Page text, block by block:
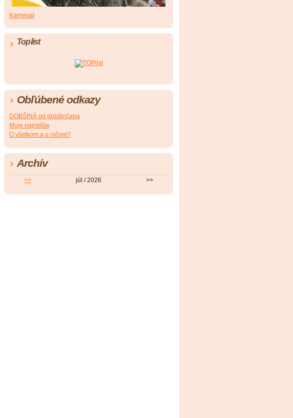
Karneval
Toplist
Obľúbené odkazy
DOBŠINÁ od dobšinčana
Moje najmilšie
O všetkom a o ničom?
Archív
<< júl / 2026 >>